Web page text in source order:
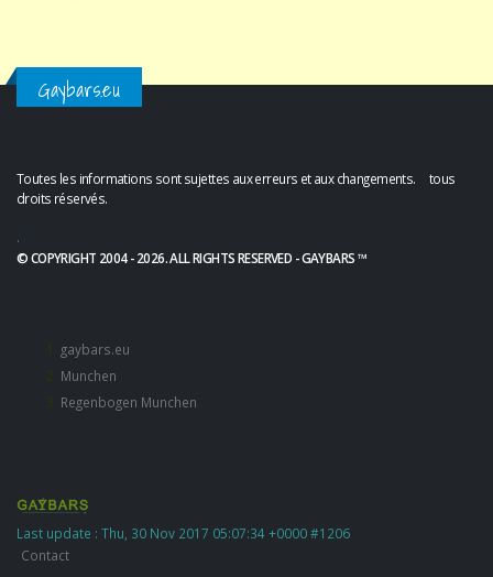
Gaybars.eu
Toutes les informations sont sujettes aux erreurs et aux changements. tous
droits réservés.
.
© COPYRIGHT 2004 - 2026. ALL RIGHTS RESERVED - GAYBARS ™
gaybars.eu
Munchen
Regenbogen Munchen
Last update : Thu, 30 Nov 2017 05:07:34 +0000 #1206
Contact